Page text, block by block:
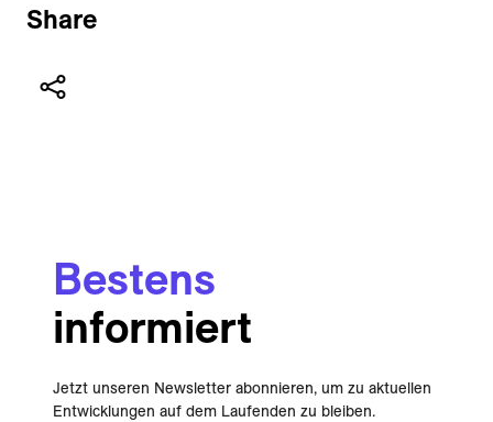
Share
Bestens
informiert
Jetzt unseren Newsletter abonnieren, um zu aktuellen
Entwicklungen auf dem Laufenden zu bleiben.